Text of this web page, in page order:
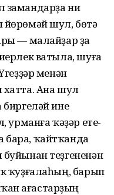
замандарҙа ни
йөрөмәй шул, бөтә
— малайҙар ҙа
ватыла, шуға
менән
хатта. Ана шул
биргеләй ине
урманға ҡәҙәр ете-
ҡайтҡанда
теҙгененән
ҡуҙғалаһың, барып
ағастарҙың